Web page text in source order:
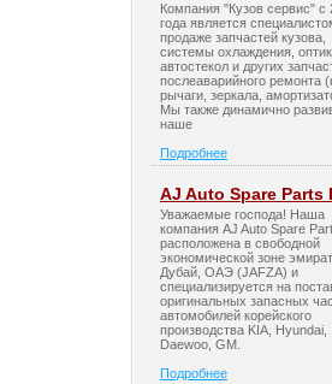
Компания "Кузов сервис" с
года является
продаже запчастей кузова,
системы охлаждения,
автостекол и других
послеаварийного ремонта
рычаги, зеркала,
Мы также динамично
наше
Подробнее
AJ Auto Spare Parts
Уважаемые господа! Наша
компания AJ Auto Spare
расположена в свободной
экономической зоне
Дубай, ОАЭ (JAFZA) и
специализируется на
оригинальных запасных
автомобилей корейского
производства KIA, Hyundai,
Daewoo, GM.
Подробнее